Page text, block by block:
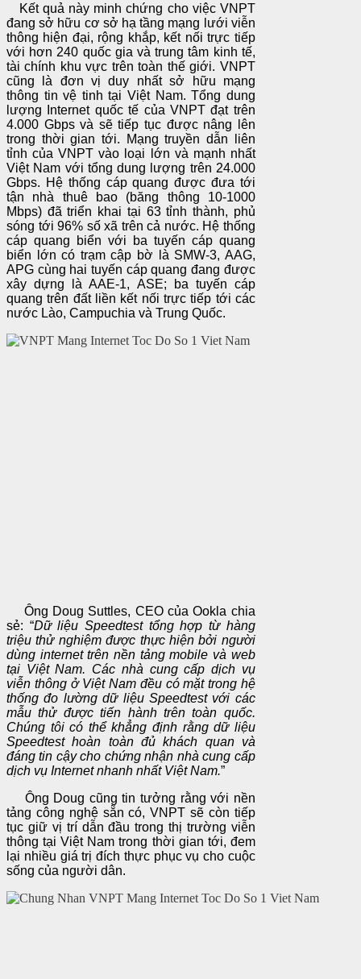
Kết quả này minh chứng cho việc VNPT
đang sở hữu cơ sở hạ tầng mạng lưới viễn
thông hiện đại, rộng khắp, kết nối trực tiếp
với hơn 240 quốc gia và trung tâm kinh tế,
tài chính khu vực trên toàn thế giới. VNPT
cũng là đơn vị duy nhất sở hữu mạng
thông tin vệ tinh tại Việt Nam. Tổng dung
lượng Internet quốc tế của VNPT đạt trên
4.000 Gbps và sẽ tiếp tục được nâng lên
trong thời gian tới. Mạng truyền dẫn liên
tỉnh của VNPT vào loại lớn và mạnh nhất
Việt Nam với tổng dung lượng trên 24.000
Gbps. Hệ thống cáp quang được đưa tới
tận nhà thuê bao (băng thông 10-1000
Mbps) đã triển khai tại 63 tỉnh thành, phủ
sóng tới 96% số xã trên cả nước. Hệ thống
cáp quang biển với ba tuyến cáp quang
biển lớn có trạm cập bờ là SMW-3, AAG,
APG cùng hai tuyến cáp quang đang được
xây dựng là AAE-1, ASE; ba tuyến cáp
quang trên đất liền kết nối trực tiếp tới các
nước Lào, Campuchia và Trung Quốc.
Ông Doug Suttles, CEO của Ookla chia
sẻ: “Dữ liệu Speedtest tổng hợp từ hàng
triệu thử nghiệm được thực hiện bởi người
dùng internet trên nền tảng mobile và web
tại Việt Nam. Các nhà cung cấp dịch vụ
viễn thông ở Việt Nam đều có mặt trong hệ
thống đo lường dữ liệu Speedtest với các
mẫu thử được tiến hành trên toàn quốc.
Chúng tôi có thể khẳng định rằng dữ liệu
Speedtest hoàn toàn đủ khách quan và
đáng tin cậy cho chứng nhận nhà cung cấp
dịch vụ Internet nhanh nhất Việt Nam.”
Ông Doug cũng tin tưởng rằng với nền
tảng công nghệ sẵn có, VNPT sẽ còn tiếp
tục giữ vị trí dẫn đầu trong thị trường viễn
thông tại Việt Nam trong thời gian tới, đem
lại nhiều giá trị đích thực phục vụ cho cuộc
sống của người dân.